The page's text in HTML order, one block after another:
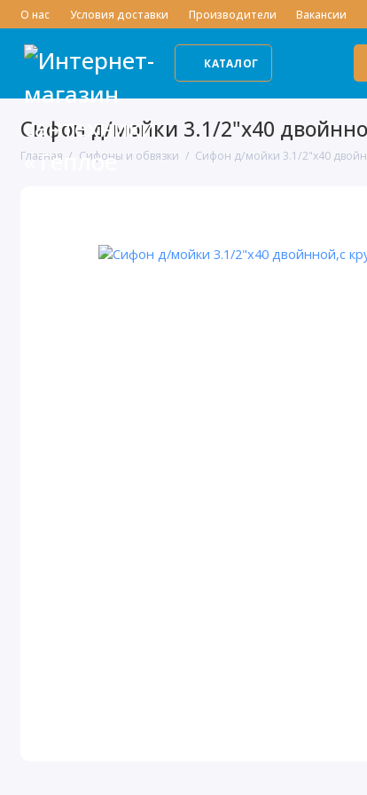
О нас Условия доставки Производители Вакансии
КАТАЛОГ
Сифон д/мойки 3.1/2"х40
Главная Сифоны и обвязки Сифон д/мойки 3.1/2"х40